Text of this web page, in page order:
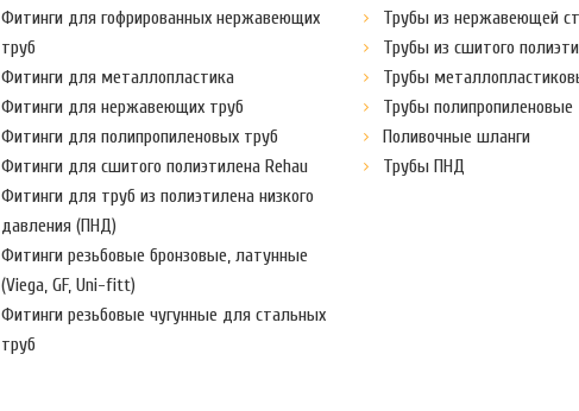
Фитинги для гофрированных нержавеющих
труб
Фитинги для металлопластика
Фитинги для нержавеющих труб
Фитинги для полипропиленовых труб
Фитинги для сшитого полиэтилена Rehau
Фитинги для труб из полиэтилена низкого
давления (ПНД)
Фитинги резьбовые бронзовые, латунные
(Viega, GF, Uni-fitt)
Фитинги резьбовые чугунные для стальных
труб
Трубы из нержавеющей
Трубы из сшитого
Трубы
Трубы полипропиленовые
Поливочные шланги
Трубы ПНД